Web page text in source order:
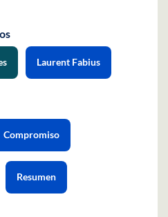
Laurent Fabius
Compromiso
Resumen